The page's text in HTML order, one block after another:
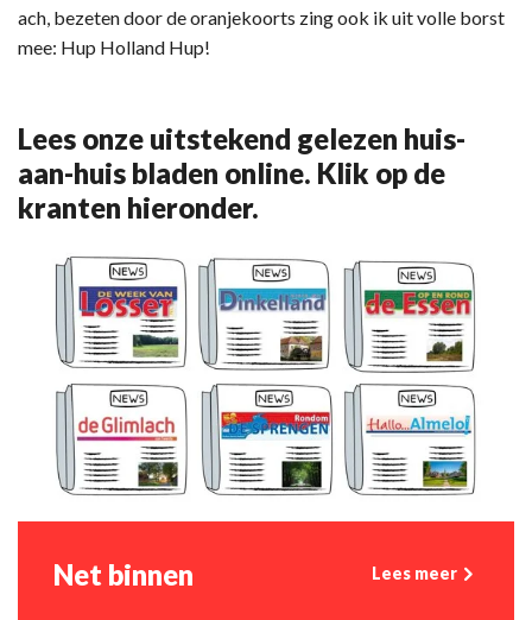
ach, bezeten door de oranjekoorts zing ook ik uit volle borst
mee: Hup Holland Hup!
Lees onze uitstekend gelezen huis-
aan-huis bladen online. Klik op de
kranten hieronder.
Net binnen Lees meer